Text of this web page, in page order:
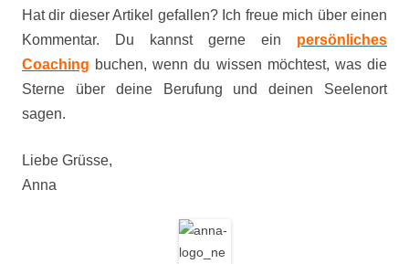
Hat dir dieser Artikel gefallen? Ich freue mich über einen
Kommentar. Du kannst gerne ein persönliches
Coaching buchen, wenn du wissen möchtest, was die
Sterne über deine Berufung und deinen Seelenort
sagen.
Liebe Grüsse,
Anna